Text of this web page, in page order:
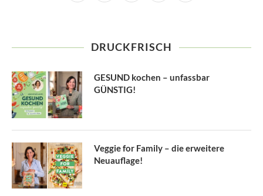
DRUCKFRISCH
GESUND kochen – unfassbar
GÜNSTIG!
Veggie for Family – die erweitere
Neuauflage!